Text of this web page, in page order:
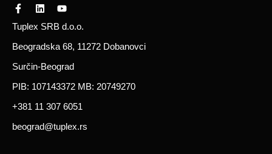
Tuplex SRB d.o.o.
Beogradska 68, 11272 Dobanovci
Surčin-Beograd
PIB: 107143372 MB: 20749270
+381 11 307 6051
beograd@tuplex.rs